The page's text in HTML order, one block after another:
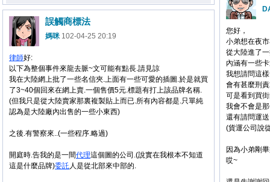
您好，
小弟想在夜
從大陸進了
內涵有一些
我想請問這
會有甚麼刑
可是看到買
我會不會是
還有請問運
(貨運公司說
因為小弟剛
哎~
誤觸商標法
媽咪102-04-25 20:19
律師好:
以下為整個事件來龍去脈~文可能有點長.請見諒
我在大陸網上批了一些名信夾.上面有一些可愛的插圖.於是就買
了3~40個回來在網上賣.一個售價5元.標題有打上該品牌名稱.
(但我只是從大陸賣家那裏複製貼上而已.所有內容都是.只單純
認為是大陸廠內出售的一些小東西)
之後.有警察來..(一些程序.略過)
開庭時.告我的是一間代理這個圖的公司.(說實在我根本不知道
這是什麼品牌)委託人是從北部來中部的.